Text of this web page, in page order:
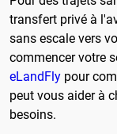
transfert privé à
sans escale vers
commencer votre
eLandFly pour
peut vous aider à
besoins.